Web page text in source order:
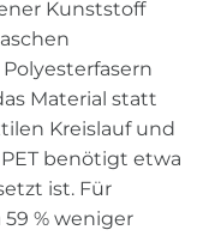
Kunststoff
Material statt
Kreislauf und
benötigt etwa
ist. Für
% weniger